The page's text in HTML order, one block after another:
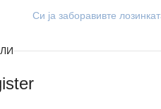
Си ја заборавивте